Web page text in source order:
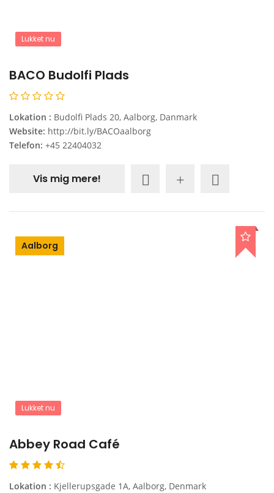
Lukket nu
BACO Budolfi Plads
Lokation : Budolfi Plads 20, Aalborg, Danmark
Website: http://bit.ly/BACOaalborg
Telefon: +45 22404032
Vis mig mere!
Aalborg
Lukket nu
Abbey Road Café
Lokation : Kjellerupsgade 1A, Aalborg, Denmark